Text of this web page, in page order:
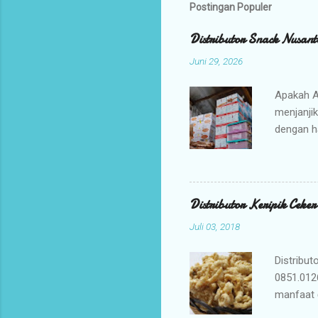
Postingan Populer
Distributor Snack
Juni 29, 2026
Apakah
dengan
jajanan
kami
Distributor Keripik
Juli 03, 2018
manfaat